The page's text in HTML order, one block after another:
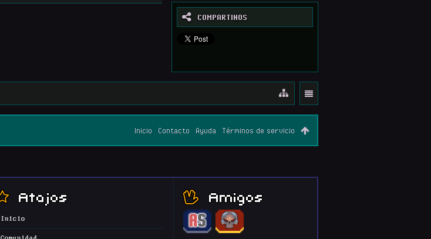
COMPARTINOS
Inicio Contacto Ayuda Términos de servicio
Atajos
Inicio
Amigos